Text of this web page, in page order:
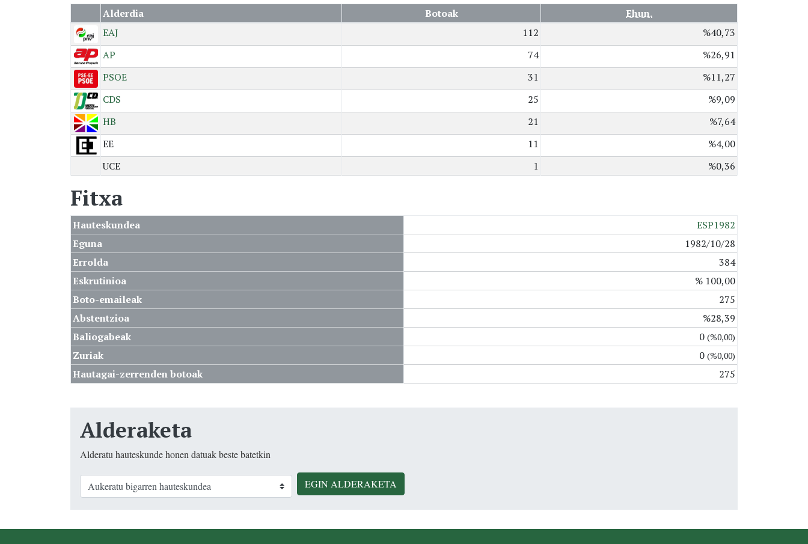
Alderdia Botoak
Ehun.
EAJ
112
%40,73
AP
74
%26,91
PSOE
31
%11,27
CDS
25
%9,09
HB
21
%7,64
EE
11
%4,00
UCE
1 %0,36
Fitxa
Hauteskundea
ESP1982
Eguna
1982/10/28
Errolda
384
Eskrutinioa
% 100,00
Boto-emaileak
275
Abstentzioa
%28,39
Baliogabeak
0 (%0,00)
Zuriak 0 (%0,00)
Hautagai-zerrenden botoak 275
Alderaketa
Alderatu hauteskunde honen datuak beste batetkin
EGIN ALDERAKETA